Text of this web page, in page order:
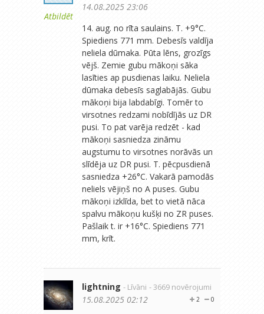
Atbildēt
14.08.2025 23:06
14. aug. no rīta saulains. T. +9°C.
Spiediens 771 mm. Debesīs valdīja
neliela dūmaka. Pūta lēns, grozīgs
vējš. Zemie gubu mākoņi sāka
lasīties ap pusdienas laiku. Neliela
dūmaka debesīs saglabājās. Gubu
mākoņi bija labdabīgi. Tomēr to
virsotnes redzami nobīdījās uz DR
pusi. To pat varēja redzēt - kad
mākoņi sasniedza zināmu
augstumu to virsotnes norāvās un
slīdēja uz DR pusi. T. pēcpusdienā
sasniedza +26°C. Vakarā pamodās
neliels vējiņš no A puses. Gubu
mākoņi izklīda, bet to vietā nāca
spalvu mākoņu kušķi no ZR puses.
Pašlaik t. ir +16°C. Spiediens 771
mm, krīt.
lightning - Līvāni - 3669 novērojumi
0
2
15.08.2025 02:12